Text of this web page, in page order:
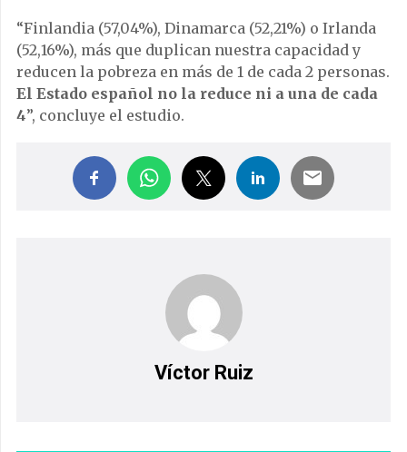
“Finlandia (57,04%), Dinamarca (52,21%) o Irlanda
(52,16%), más que duplican nuestra capacidad y
reducen la pobreza en más de 1 de cada 2 personas.
El Estado español no la reduce ni a una de cada
4”, concluye el estudio.
Víctor Ruiz